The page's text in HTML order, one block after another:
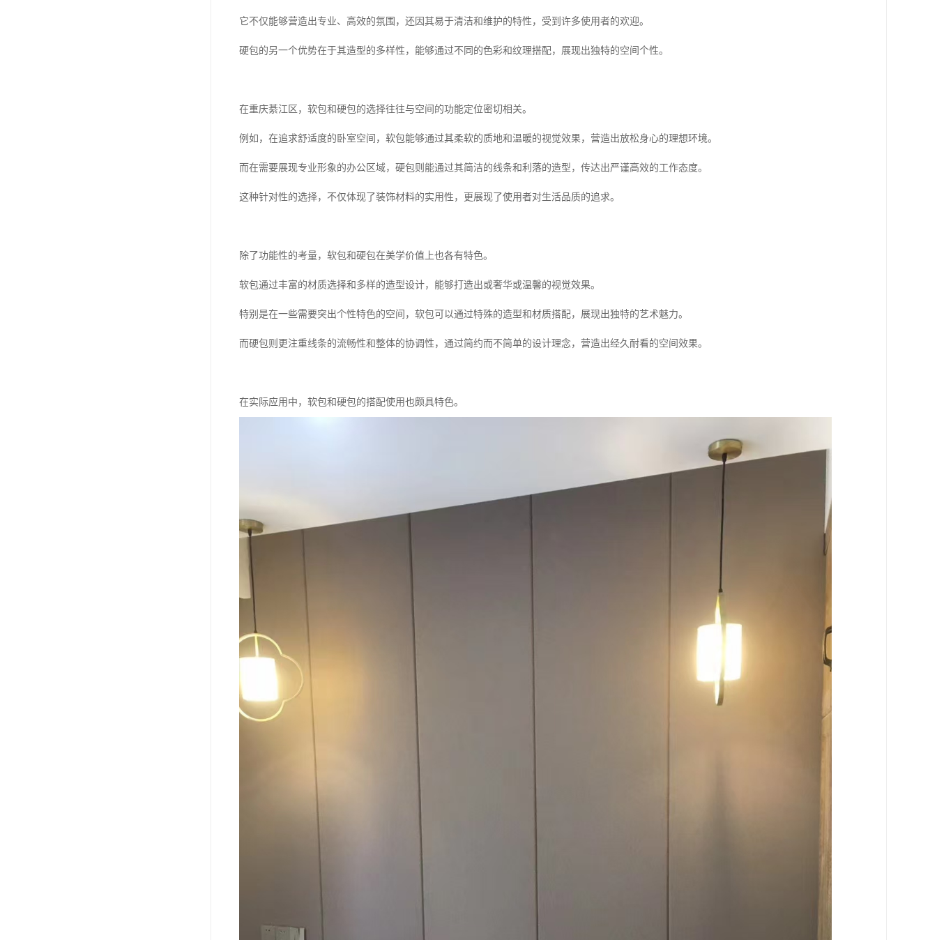
它不仅能够营造出专业、高效的氛围，还因其易于清洁和维护的特性，受到许多使用者的欢迎。
硬包的另一个优势在于其造型的多样性，能够通过不同的色彩和纹理搭配，展现出独特的空间个性。
在重庆綦江区，软包和硬包的选择往往与空间的功能定位密切相关。
例如，在追求舒适度的卧室空间，软包能够通过其柔软的质地和温暖的视觉效果，营造出放松身心的理想环境。
而在需要展现专业形象的办公区域，硬包则能通过其简洁的线条和利落的造型，传达出严谨高效的工作态度。
这种针对性的选择，不仅体现了装饰材料的实用性，更展现了使用者对生活品质的追求。
除了功能性的考量，软包和硬包在美学价值上也各有特色。
软包通过丰富的材质选择和多样的造型设计，能够打造出或奢华或温馨的视觉效果。
特别是在一些需要突出个性特色的空间，软包可以通过特殊的造型和材质搭配，展现出独特的艺术魅力。
而硬包则更注重线条的流畅性和整体的协调性，通过简约而不简单的设计理念，营造出经久耐看的空间效果。
在实际应用中，软包和硬包的搭配使用也颇具特色。